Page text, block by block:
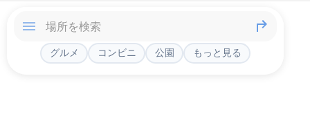
グルメ コンビニ 公園 もっと見る